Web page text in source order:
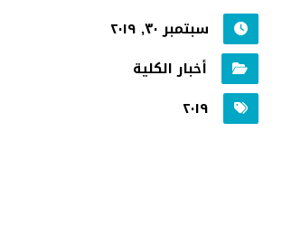
سبتمبر ٣٠, ٢٠١٩
أخبار الكلية
٢٠١٩